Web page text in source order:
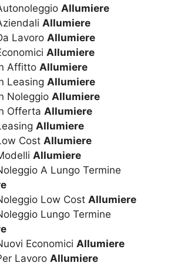
Allumiere
Allumiere
Lavoro Allumiere
Allumiere
Affitto Allumiere
Leasing Allumiere
Noleggio Allumiere
Offerta Allumiere
Allumiere
Cost Allumiere
Allumiere
A Lungo Termine
Low Cost Allumiere
Lungo Termine
Economici Allumiere
Lavoro Allumiere